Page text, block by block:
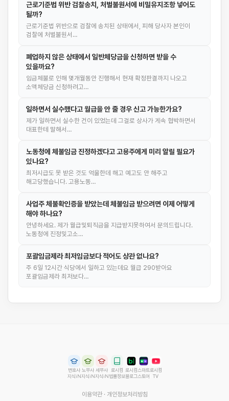
근로기준법 위반 검찰송치, 처벌불원서에 비밀유지조항 넣어도
될까?
근로기준법 위반으로 검찰에 송치된 상태에서, 피해 당사자 본인이
검찰에 처벌불원서…
폐업하지 않은 상태에서 일반체당금을 신청하면 받을 수
있을까요?
임금체불로 인해 몇개월동안 진행해서 현재 확정판결까지 나오고
소액체당금 신청하려고…
일하면서 실수했다고 월급을 안 줄 경우 신고 가능한가요?
제가 일하면서 실수한 건이 있었는데 그걸로 상사가 게속 협박하면서
대표한테 말해서…
노동청에 체불임금 진정하겠다고 고용주에게 미리 알릴 필요가
있나요?
최저시급도 못 받은 것도 억울한데 해고 예고도 안 해주고
해고당했습니다. 고용노동…
사업주 체불확인증을 받았는데 체불임금 받으려면 이제 어떻게
해야 하나요?
안녕하세요. 제가 월급및퇴직금을 지급받지못하여서 문의드립니다.
노동청에 진정및고소…
포괄임금제라 최저임금보다 적어도 상관 없나요?
주 6일 12시간 식당에서 일하고 있는데요 월급 290받아요
포괄임금제라 최저보다…
변호사
지식iN
노무사
지식iN
세무사
지식iN
로시컴
법률정보
로시컴
블로그
스마트
스토어
로시컴
TV
이용약관· 개인정보처리방침